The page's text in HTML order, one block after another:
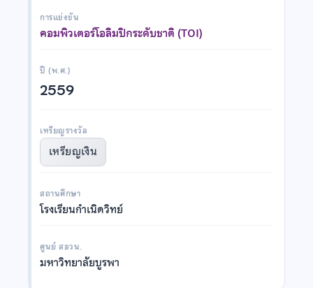
การแข่งขัน
คอมพิวเตอร์โอลิมปิกระดับชาติ (TOI)
ปี (พ.ศ.)
2559
เหรียญรางวัล
เหรียญเงิน
สถานศึกษา
โรงเรียนกำเนิดวิทย์
ศูนย์ สอวน.
มหาวิทยาลัยบูรพา